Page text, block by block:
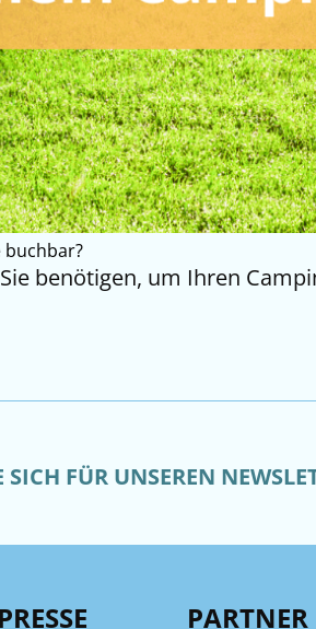
buchbar?
benötigen, um Ihren
SICH FÜR UNSEREN
PRESSE PARTNER